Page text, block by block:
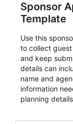
Sponsor
Template
Use this
to collect
and keep
details can
name and
information
planning
for teams and